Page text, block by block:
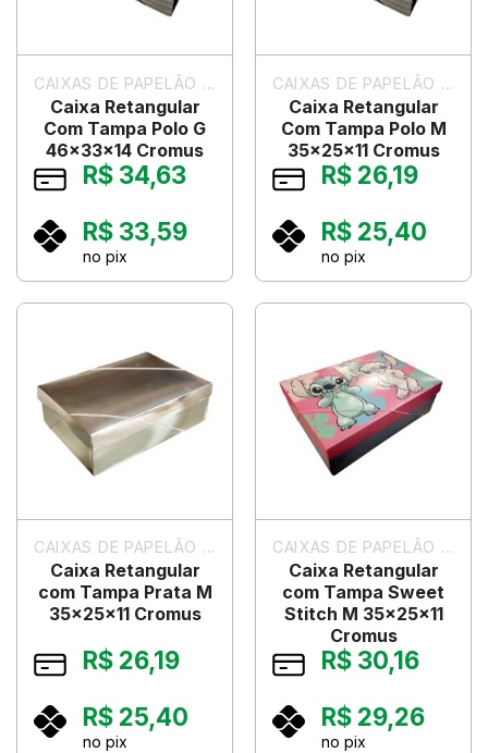
CAIXAS DE PAPELÃO PARA PRESENTES
Caixa Retangular
Com Tampa Polo G
46x33x14 Cromus
R$34,63
R$33,59
no pix
CAIXAS DE PAPELÃO PARA PRESENTES
Caixa Retangular
Com Tampa Polo M
35x25x11 Cromus
R$26,19
R$25,40
no pix
CAIXAS DE PAPELÃO PARA PRESENTES
Caixa Retangular
com Tampa Prata M
35x25x11 Cromus
R$26,19
R$25,40
no pix
CAIXAS DE PAPELÃO PARA PRESENTES
Caixa Retangular
com Tampa Sweet
Stitch M 35x25x11
Cromus
R$30,16
R$29,26
no pix